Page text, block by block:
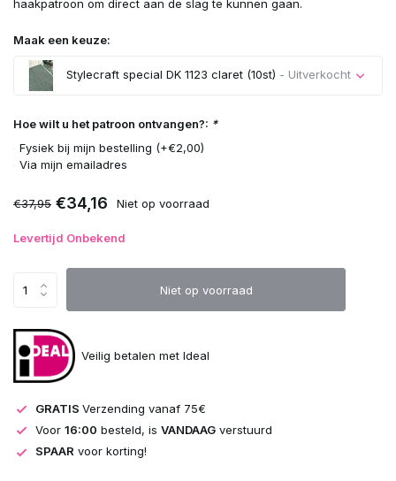
haakpatroon om direct aan de slag te kunnen gaan.
Maak een keuze:
Stylecraft special DK 1123 claret (10st) - Uitverkocht
Hoe wilt u het patroon ontvangen?: *
Fysiek bij mijn bestelling (+€2,00)
Via mijn emailadres
€37,95 €34,16 Niet op voorraad
Levertijd Onbekend
Niet op voorraad
Veilig betalen met Ideal
GRATIS Verzending vanaf 75€
Voor 16:00 besteld, is VANDAAG verstuurd
SPAAR voor korting!